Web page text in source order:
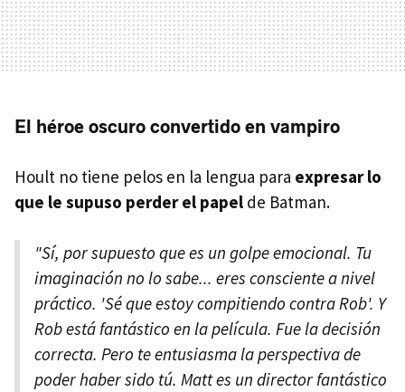
El héroe oscuro convertido en vampiro
Hoult no tiene pelos en la lengua para expresar lo
que le supuso perder el papel de Batman.
"Sí, por supuesto que es un golpe emocional. Tu
imaginación no lo sabe... eres consciente a nivel
práctico. 'Sé que estoy compitiendo contra Rob'. Y
Rob está fantástico en la película. Fue la decisión
correcta. Pero te entusiasma la perspectiva de
poder haber sido tú. Matt es un director fantástico